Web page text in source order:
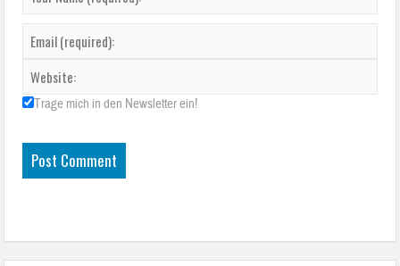
Trage mich in den Newsletter ein!